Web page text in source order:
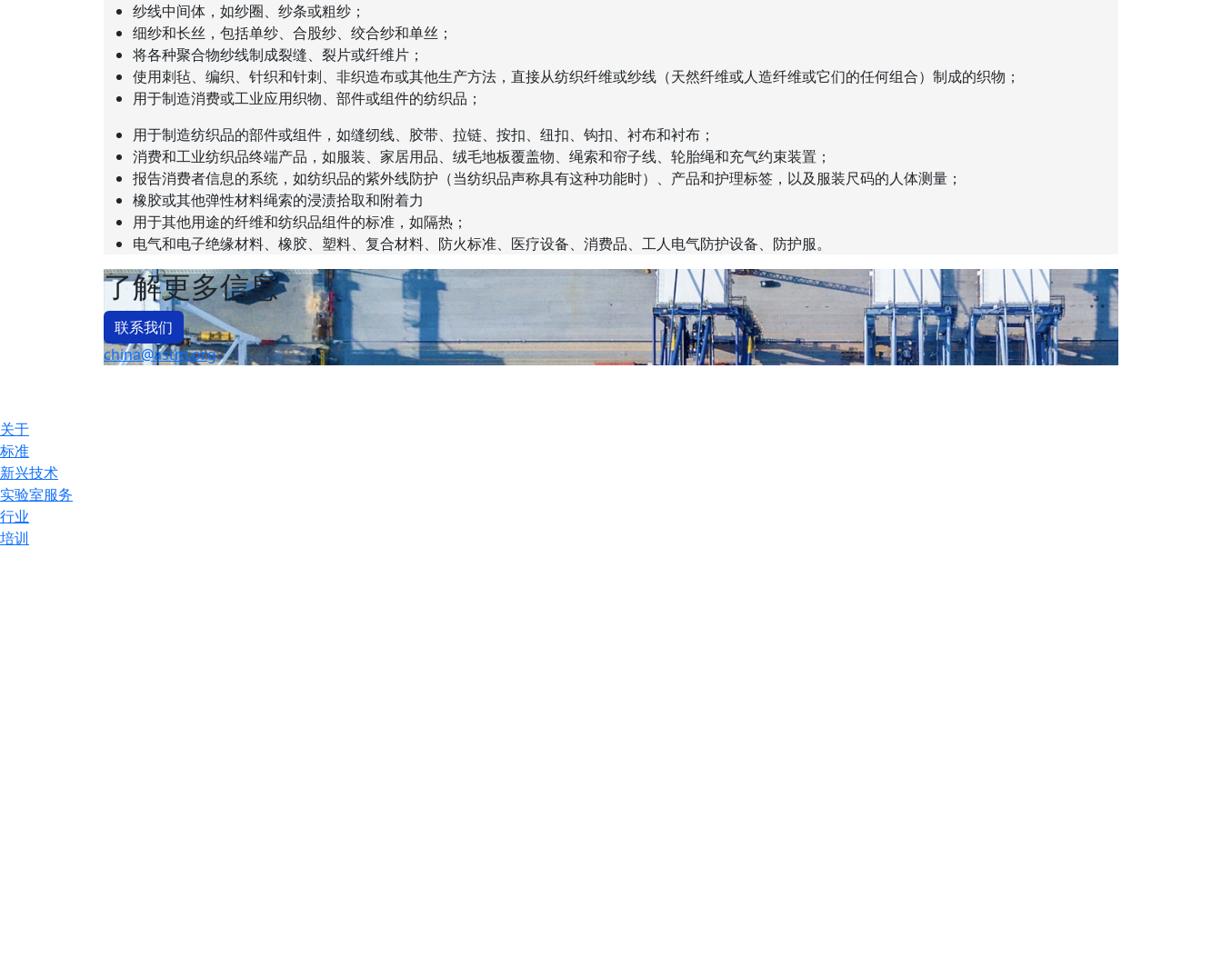
纱线中间体，如纱圈、纱条或粗纱；
细纱和长丝，包括单纱、合股纱、绞合纱和单丝；
将各种聚合物纱线制成裂缝、裂片或纤维片；
使用刺毡、编织、针织和针刺、非织造布或其他生产方法，直接从纺织纤维或纱线（天然纤维或人造纤维或它们的任何组合）制成的织物；
用于制造消费或工业应用织物、部件或组件的纺织品；
用于制造纺织品的部件或组件，如缝纫线、胶带、拉链、按扣、纽扣、钩扣、衬布和衬布；
消费和工业纺织品终端产品，如服装、家居用品、绒毛地板覆盖物、绳索和帘子线、轮胎绳和充气约束装置；
报告消费者信息的系统，如纺织品的紫外线防护（当纺织品声称具有这种功能时）、产品和护理标签，以及服装尺码的人体测量；
橡胶或其他弹性材料绳索的浸渍拾取和附着力
用于其他用途的纤维和纺织品组件的标准，如隔热；
电气和电子绝缘材料、橡胶、塑料、复合材料、防火标准、医疗设备、消费品、工人电气防护设备、防护服。
了解更多信息
联系我们
china@astm.org
关于
标准
新兴技术
实验室服务
行业
培训